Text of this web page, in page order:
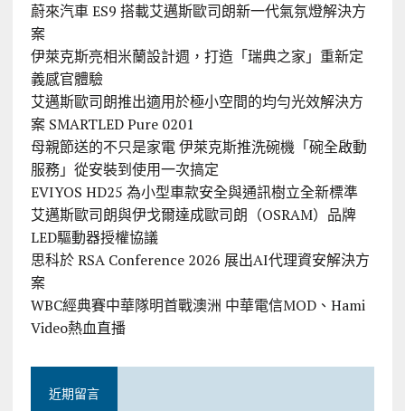
蔚來汽車 ES9 搭載艾邁斯歐司朗新一代氣氛燈解決方
案
伊萊克斯亮相米蘭設計週，打造「瑞典之家」重新定
義感官體驗
艾邁斯歐司朗推出適用於極小空間的均勻光效解決方
案 SMARTLED Pure 0201
母親節送的不只是家電 伊萊克斯推洗碗機「碗全啟動
服務」從安裝到使用一次搞定
EVIYOS HD25 為小型車款安全與通訊樹立全新標準
艾邁斯歐司朗與伊戈爾達成歐司朗（OSRAM）品牌
LED驅動器授權協議
思科於 RSA Conference 2026 展出AI代理資安解決方
案
WBC經典賽中華隊明首戰澳洲 中華電信MOD、Hami
Video熱血直播
近期留言